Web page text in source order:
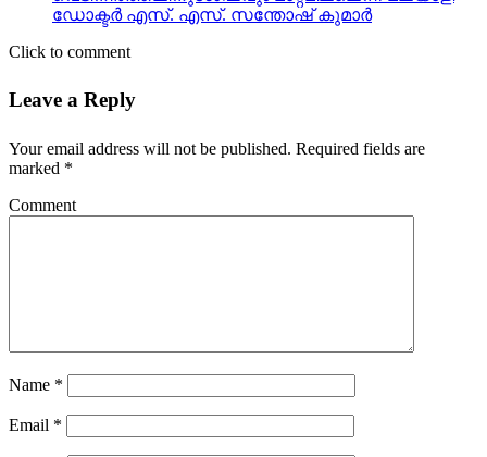
ഡോക്ടര്‍ എസ്. എസ്. സന്തോഷ് കുമാര്‍
Click to comment
Leave a Reply
Your email address will not be published. Required fields are
marked *
Comment
Name *
Email *